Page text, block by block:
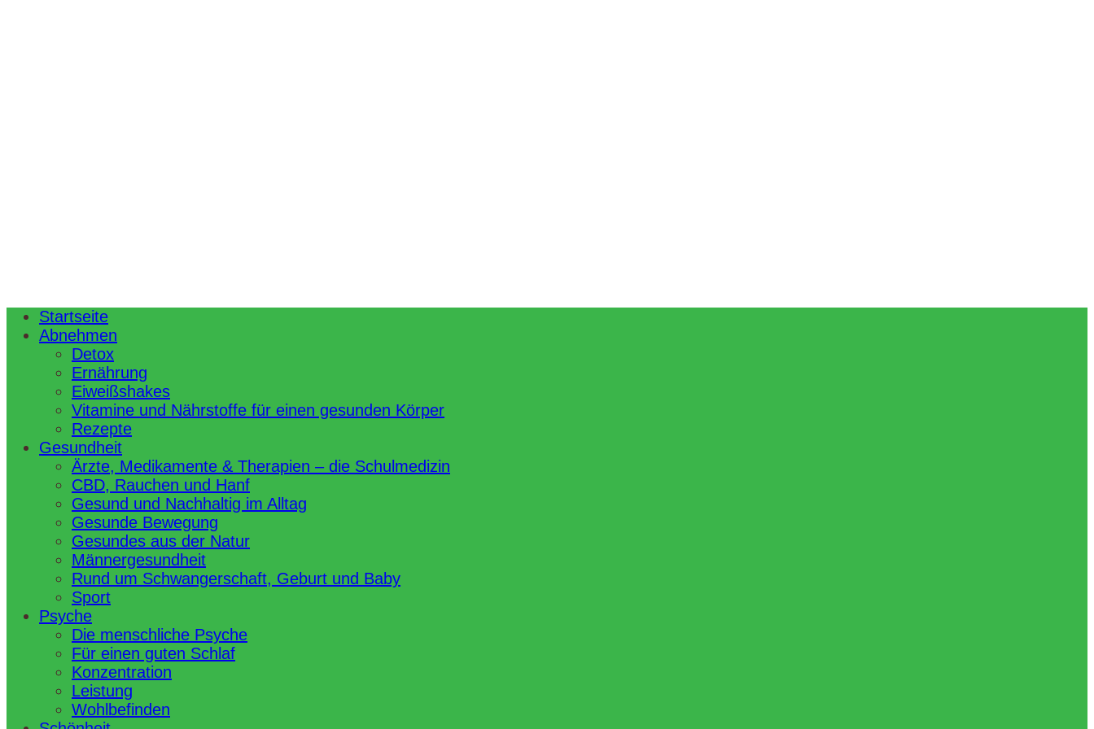
Startseite
Abnehmen
Detox
Ernährung
Eiweißshakes
Vitamine und Nährstoffe für einen gesunden Körper
Rezepte
Gesundheit
Ärzte, Medikamente & Therapien – die Schulmedizin
CBD, Rauchen und Hanf
Gesund und Nachhaltig im Alltag
Gesunde Bewegung
Gesundes aus der Natur
Männergesundheit
Rund um Schwangerschaft, Geburt und Baby
Sport
Psyche
Die menschliche Psyche
Für einen guten Schlaf
Konzentration
Leistung
Wohlbefinden